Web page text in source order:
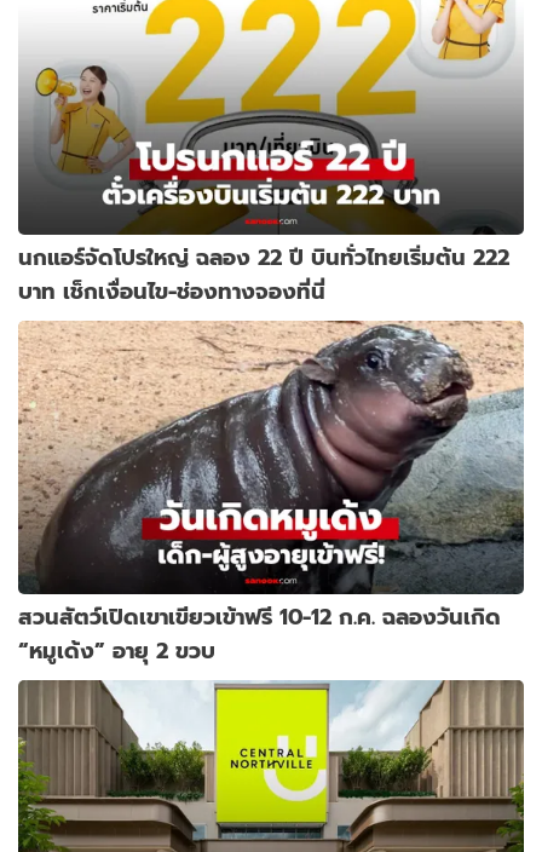
นกแอร์จัดโปรใหญ่ ฉลอง 22 ปี บินทั่วไทยเริ่มต้น 222
บาท เช็กเงื่อนไข-ช่องทางจองที่นี่
สวนสัตว์เปิดเขาเขียวเข้าฟรี 10-12 ก.ค. ฉลองวันเกิด
“หมูเด้ง” อายุ 2 ขวบ